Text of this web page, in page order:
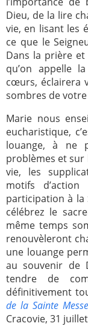
Dieu, de la lire
vie, en lisant les
ce que le
Dans la prière
qu’on appelle
cœurs, éclairera
sombres de
Marie nous
eucharistique,
louange, à ne
problèmes et sur
vie, les
motifs
participation à la
célébrez le
même temps
renouvèleront
une louange
au souvenir
tendre de
définitivement
de la Sainte
Cracovie, 31